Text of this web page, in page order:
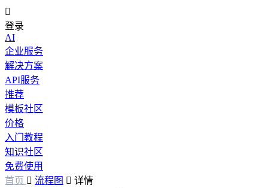

登录
AI
企业服务
解决方案
API服务
推荐
模板社区
价格
入门教程
知识社区
免费使用
首页  流程图  详情